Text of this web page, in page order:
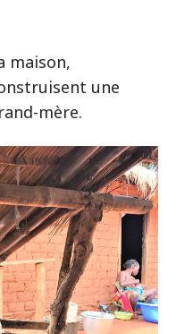
maison,
une
mère.